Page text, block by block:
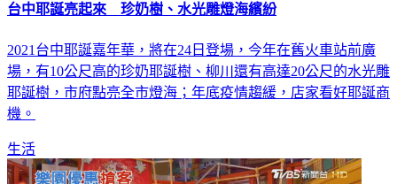
台中耶誕亮起來 珍奶樹、水光雕燈海繽紛
2021台中耶誕嘉年華，將在24日登場，今年在舊火車站前廣
場，有10公尺高的珍奶耶誕樹、柳川還有高達20公尺的水光雕
耶誕樹，市府點亮全市燈海；年底疫情趨緩，店家看好耶誕商
機。
生活